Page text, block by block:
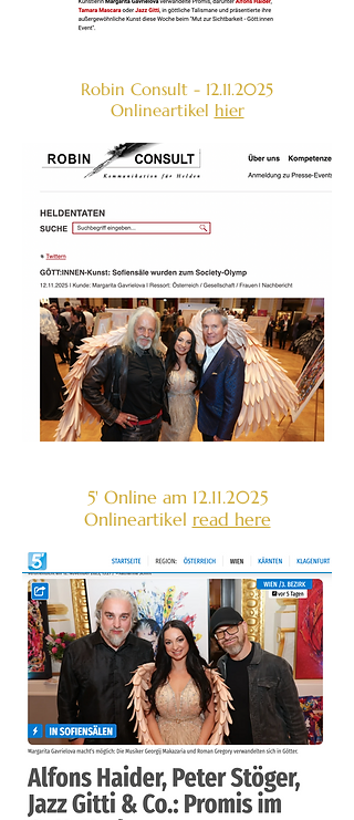
Robin Consult - 12.11.2025
Onlineartikel hier
5' Online am 12.11.2025
Onlineartikel read here